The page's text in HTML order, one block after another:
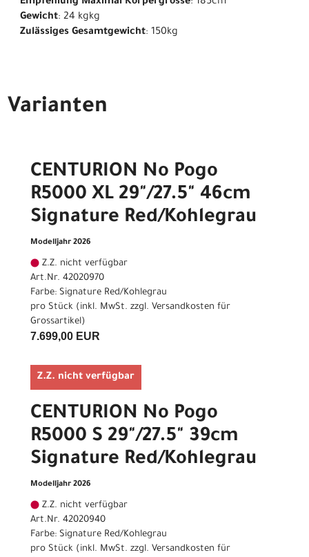
Gewicht: 24 kgkg
Zulässiges Gesamtgewicht: 150kg
Varianten
CENTURION No Pogo
R5000 XL 29"/27.5" 46cm
Signature Red/Kohlegrau
Modelljahr 2026
Z.Z. nicht verfügbar
Art.Nr. 42020970
Farbe: Signature Red/Kohlegrau
pro Stück (inkl. MwSt. zzgl. Versandkosten für
Grossartikel)
7.699,00 EUR
Z.Z. nicht verfügbar
CENTURION No Pogo
R5000 S 29"/27.5" 39cm
Signature Red/Kohlegrau
Modelljahr 2026
Z.Z. nicht verfügbar
Art.Nr. 42020940
Farbe: Signature Red/Kohlegrau
pro Stück (inkl. MwSt. zzgl. Versandkosten für